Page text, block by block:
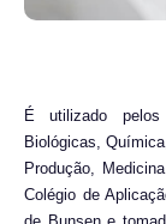
É utilizado
Biológicas,
Produção,
Colégio de